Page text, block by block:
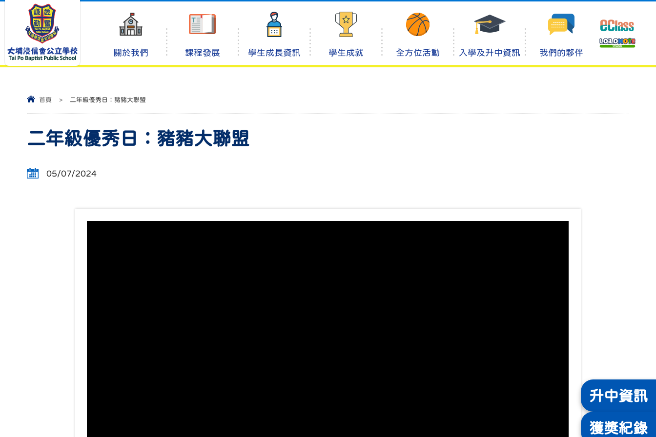
關於我們 課程發展 學生成長資訊 學生成就 全方位活動 入學及升中資訊 我們的夥伴
首頁 > 二年級優秀日：豬豬大聯盟
二年級優秀日：豬豬大聯盟
05/07/2024
升中資訊
獲獎紀錄